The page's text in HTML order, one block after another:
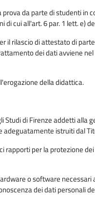
da parte di studenti in
cui all'art. 6 par. 1 lett. e)
il rilascio di attestato di
dei dati avviene
della didattica.
di Firenze addetti alla
istruiti dal
rapporti per la protezione
o software
dei dati personali